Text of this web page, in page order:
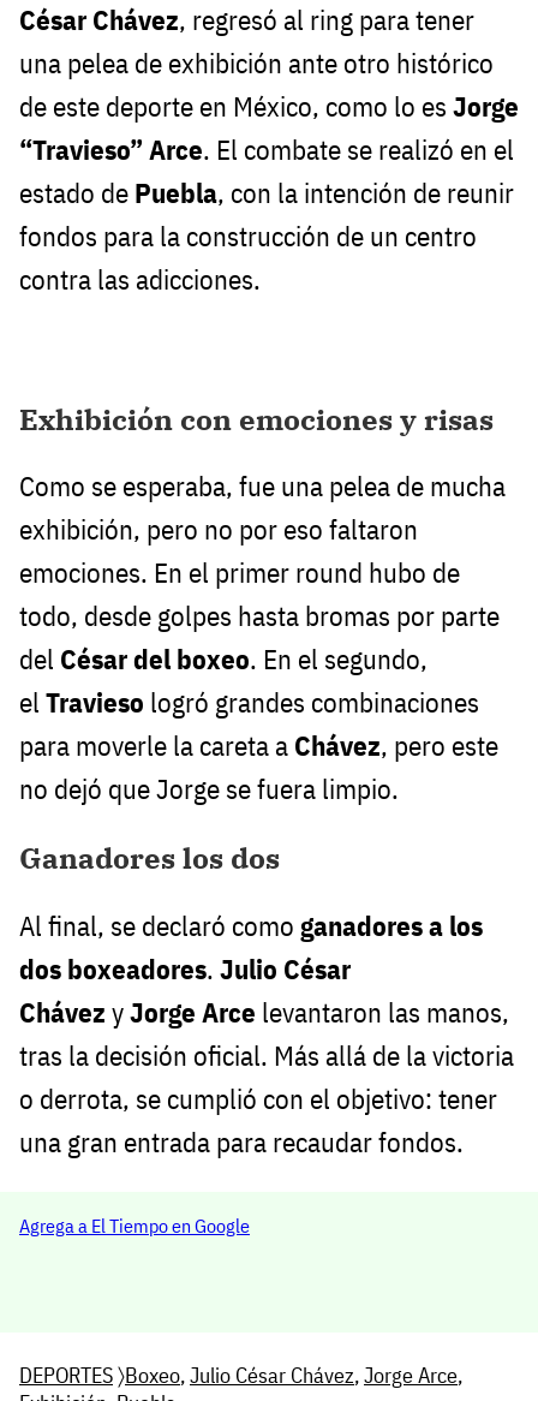
César Chávez, regresó al ring para tener
una pelea de exhibición ante otro histórico
de este deporte en México, como lo es Jorge
“Travieso” Arce. El combate se realizó en el
estado de Puebla, con la intención de reunir
fondos para la construcción de un centro
contra las adicciones.
Exhibición con emociones y risas
Como se esperaba, fue una pelea de mucha
exhibición, pero no por eso faltaron
emociones. En el primer round hubo de
todo, desde golpes hasta bromas por parte
del César del boxeo. En el segundo,
el Travieso logró grandes combinaciones
para moverle la careta a Chávez, pero este
no dejó que Jorge se fuera limpio.
Ganadores los dos
Al final, se declaró como ganadores a los
dos boxeadores. Julio César
Chávez yJorge Arce levantaron las manos,
tras la decisión oficial. Más allá de la victoria
o derrota, se cumplió con el objetivo: tener
una gran entrada para recaudar fondos.
Agrega a El Tiempo en Google
DEPORTES〉Boxeo,Julio César Chávez,Jorge Arce,